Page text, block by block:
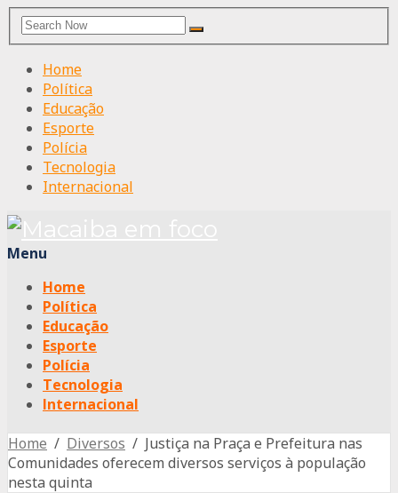
Search
for:
Search
Home
Política
Educação
Esporte
Polícia
Tecnologia
Internacional
Menu
Home
Política
Educação
Esporte
Polícia
Tecnologia
Internacional
Home / Diversos / Justiça na Praça e Prefeitura nas
Comunidades oferecem diversos serviços à população
nesta quinta